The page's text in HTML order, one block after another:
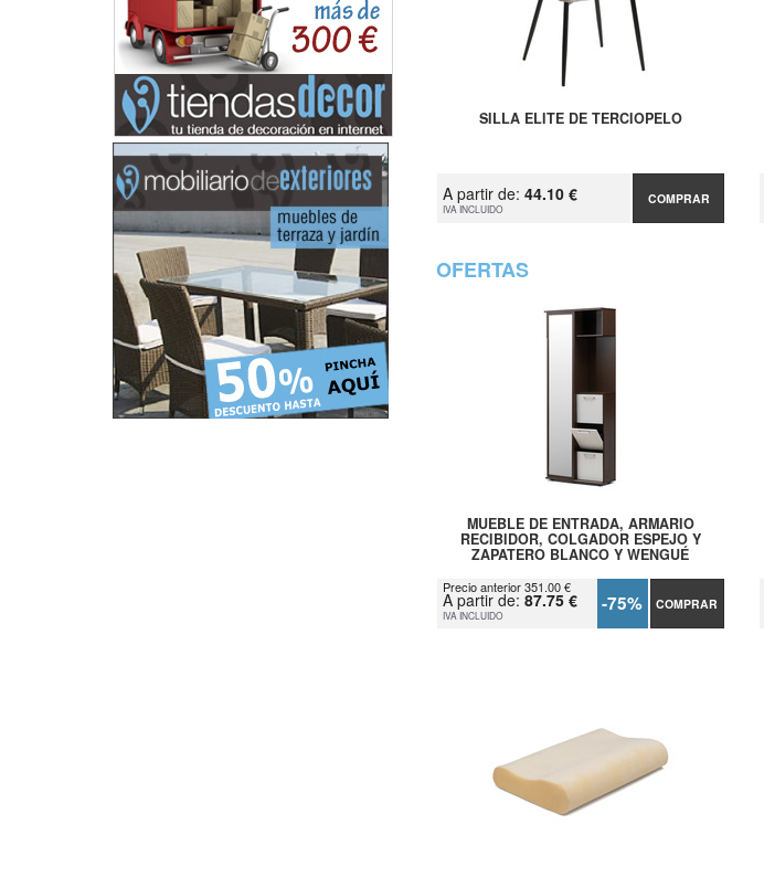
SILLA ELITE DE TERCIOPELO
A partir de: 44.10 €
IVA INCLUIDO
COMPRAR
OFERTAS
MUEBLE DE ENTRADA, ARMARIO
RECIBIDOR, COLGADOR ESPEJO Y
ZAPATERO BLANCO Y WENGUÉ
Precio anterior 351.00 €
A partir de: 87.75 €
IVA INCLUIDO -75% COMPRAR